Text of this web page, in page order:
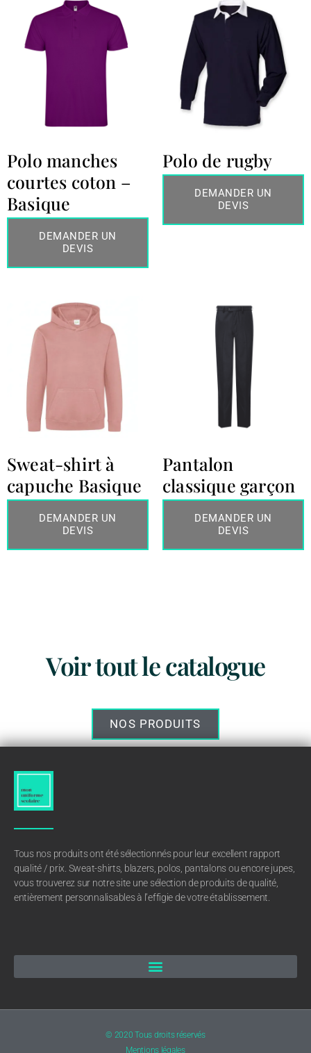
Polo manches
courtes coton –
Basique
DEMANDER UN
DEVIS
Polo de rugby
DEMANDER UN
DEVIS
Sweat-shirt à
capuche Basique
DEMANDER UN
DEVIS
Pantalon
classique garçon
DEMANDER UN
DEVIS
Voir tout le catalogue
NOS PRODUITS
Tous nos produits ont été sélectionnés pour leur excellent rapport
qualité / prix. Sweat-shirts, blazers, polos, pantalons ou encore jupes,
vous trouverez sur notre site une sélection de produits de qualité,
entièrement personnalisables à l’effigie de votre établissement.
© 2020 Tous droits réservés
Mentions légales